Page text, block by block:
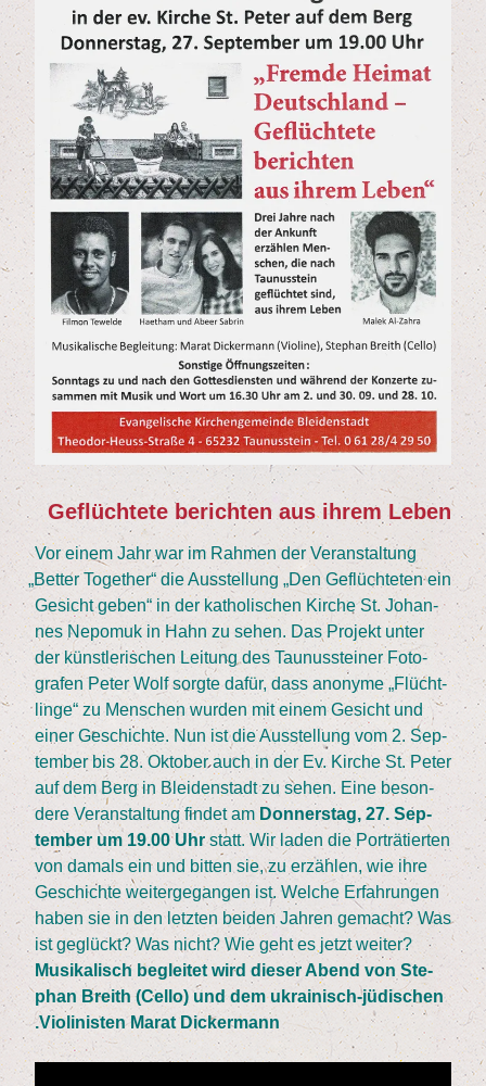
Geflüch­te­te berich­ten aus ihrem Leben
Vor einem Jahr war im Rah­men der Ver­an­stal­tung
„Bet­ter Tog­e­ther“ die Aus­stel­lung „Den Geflüch­te­ten ein
Gesicht geben“ in der katho­li­schen Kir­che St. Johan­
nes Nepo­muk in Hahn zu sehen. Das Pro­jekt unter
der künst­le­ri­schen Lei­tung des Tau­nus­stei­ner Foto­
gra­fen Peter Wolf sorg­te dafür, dass anony­me„Flücht­
lin­ge“ zu Men­schen wur­den mit einem Gesicht und
einer Geschich­te. Nun ist die Aus­stel­lung vom 2. Sep­
tem­ber bis 28. Okto­ber auch in der Ev. Kir­che St. Peter
auf dem Berg in Blei­den­stadt zu sehen. Eine beson­
de­re Ver­an­stal­tung fin­det am Don­ners­tag, 27. Sep­
tem­ber um 19.00Uhrstatt. Wir laden die Por­trä­tier­ten
von damals ein und bit­ten sie, zu erzäh­len, wie ihre
Geschich­te wei­ter­ge­gan­gen ist. Wel­che Erfah­run­gen
haben sie in den letz­ten bei­den Jah­ren gemacht? Was
ist geglückt? Was nicht? Wie geht es jetzt wei­ter?
Musi­ka­lisch beglei­tet wird die­ser Abend von Ste­
phan Breith (Cel­lo) und dem ukrai­nisch-jüdi­schen
Vio­li­nis­ten Marat Dickermann.